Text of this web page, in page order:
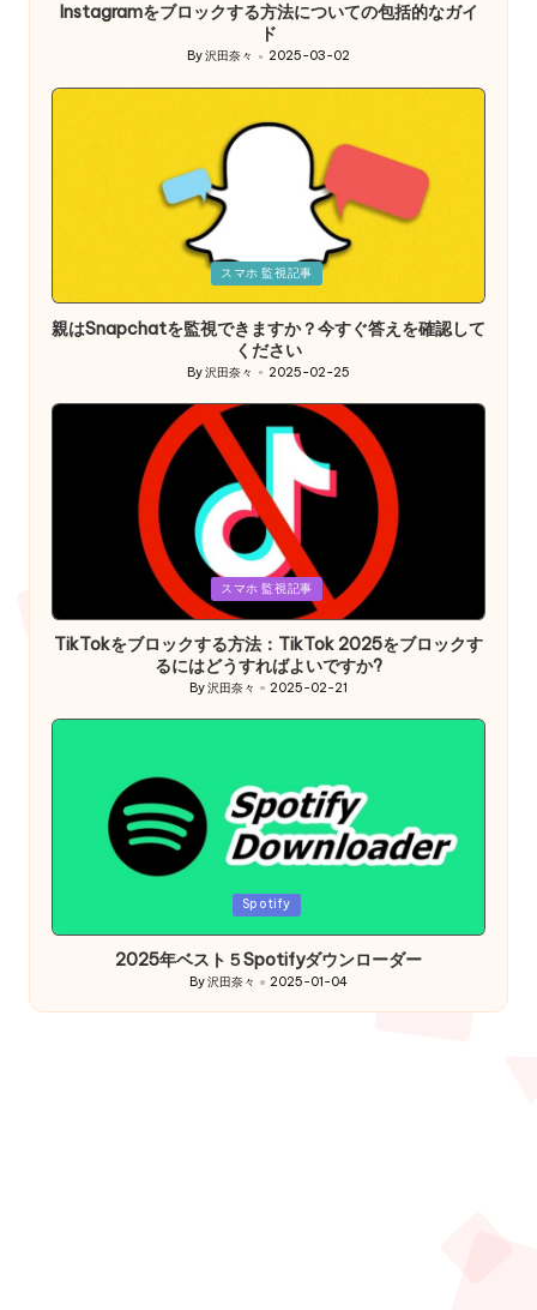
Instagramをブロックする方法についての包括的なガイ
ド
Posted
By沢田奈々 2025-03-02
スマホ 監視記事
親はSnapchatを監視できますか？今すぐ答えを確認して
ください
Posted
By沢田奈々 2025-02-25
スマホ 監視記事
TikTokをブロックする方法：TikTok 2025をブロックす
るにはどうすればよいですか?
Posted
By沢田奈々 2025-02-21
Spotify
2025年ベスト５Spotifyダウンローダー
Posted
By沢田奈々 2025-01-04